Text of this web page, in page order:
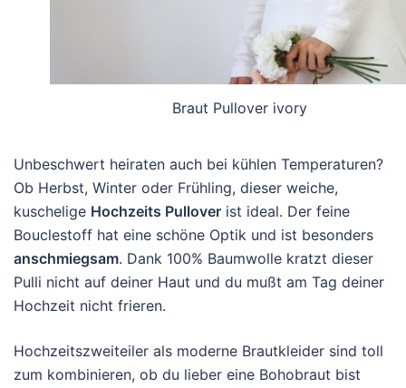
Braut Pullover ivory
Unbeschwert heiraten auch bei kühlen Temperaturen?
Ob Herbst, Winter oder Frühling, dieser weiche,
kuschelige Hochzeits Pullover ist ideal. Der feine
Bouclestoff hat eine schöne Optik und ist besonders
anschmiegsam. Dank 100% Baumwolle kratzt dieser
Pulli nicht auf deiner Haut und du mußt am Tag deiner
Hochzeit nicht frieren.
Hochzeitszweiteiler als moderne Brautkleider sind toll
zum kombinieren, ob du lieber eine Bohobraut bist